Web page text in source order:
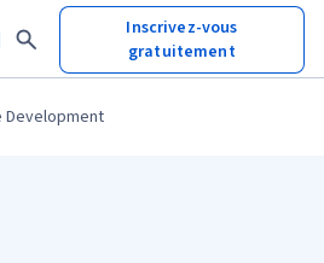
Inscrivez-vous
gratuitement
Development